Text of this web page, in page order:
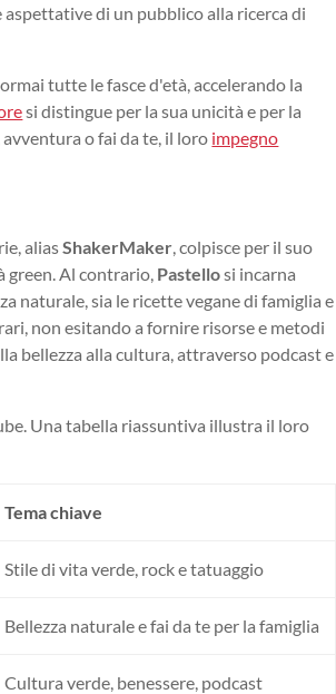
di un pubblico alla ricerca di
tutte le fasce d'età, accelerando la
si distingue per la sua unicità e per la
o fai da te, il loro impegno
aliasShakerMaker, colpisce per il suo
green. Al contrario, Pastellosi incarna
naturale, sia le ricette vegane di famiglia e
non esitando a fornire risorse e metodi
bellezza alla cultura, attraverso podcast e
Una tabella riassuntiva illustra il loro
Tema chiave
Stile di vita verde, rock e tatuaggio
Bellezza naturale e fai da te per la famiglia
Cultura verde, benessere, podcast